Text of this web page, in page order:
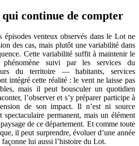
qui continue de compter
épisodes venteux observés dans le Lot ne
des cas, mais plutôt une variabilité dans
Cette variabilité suffit à maintenir le
suivi par les services du
du territoire — habitants, services
intégré cette réalité : le vent ne laisse pas
mais il peut bousculer un quotidien
l’observer et s’y préparer participe à
de son impact. Il n’est ni source
spectaculaire permanent, mais un élément
de ce département. Et comme toute
il peut surprendre, évoluer d’une année
façonne lui aussi l’histoire du Lot.